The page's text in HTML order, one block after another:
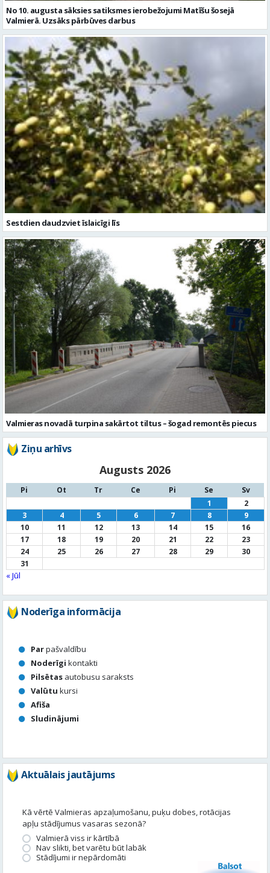
No 10. augusta sāksies satiksmes ierobežojumi Matīšu šosejā
Valmierā. Uzsāks pārbūves darbus
Sestdien daudzviet īslaicīgi līs
Valmieras novadā turpina sakārtot tiltus – šogad remontēs piecus
Ziņu arhīvs
Augusts 2026
Pi Ot Tr Ce Pi Se
Sv
1
2
3
4 5 6 7 8
9
10
11 12 13 14 15
16
17
18 19 20 21 22
23
24
25 26 27 28 29
30
31
« Jūl
Noderīga informācija
Parpašvaldību
Noderīgi kontakti
Pilsētas autobusu saraksts
Valūtu kursi
Afiša
Sludinājumi
Aktuālais jautājums
Kā vērtē Valmieras apzaļumošanu, puķu dobes, rotācijas
apļu stādījumus vasaras sezonā?
Valmierā viss ir kārtībā
Nav slikti, bet varētu būt labāk
Stādījumi ir nepārdomāti
Balsot